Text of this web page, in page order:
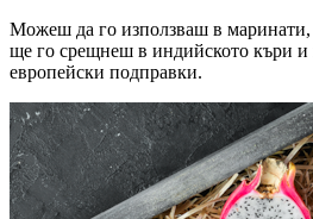
Можеш да го използваш в маринати,
ще го срещнеш в индийското къри и
европейски подправки.